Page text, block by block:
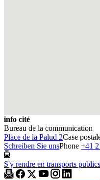
info cité
Bureau de la communication
Place de la Palud 2Case
Schreiben Sie unsPhone +41
S'y rendre en transports publics